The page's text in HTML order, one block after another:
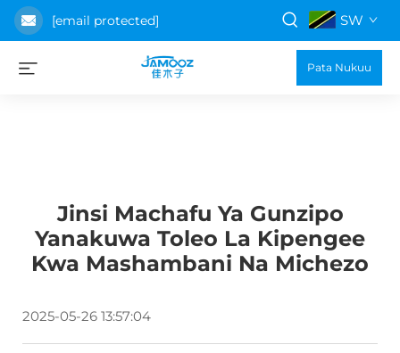
[email protected] SW
Pata Nukuu
Jinsi Machafu Ya Gunzipo
Yanakuwa Toleo La Kipengee
Kwa Mashambani Na Michezo
2025-05-26 13:57:04